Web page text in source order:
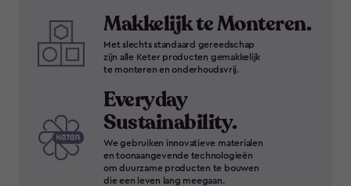
Makkelijk te Monteren.
Met slechts standaard gereedschap
zijn alle Keter producten gemakkelijk
te monteren en onderhoudsvrij.
Everyday
Sustainability.
We gebruiken innovatieve materialen
en toonaangevende technologieën
om duurzame producten te bouwen
die een leven lang meegaan.